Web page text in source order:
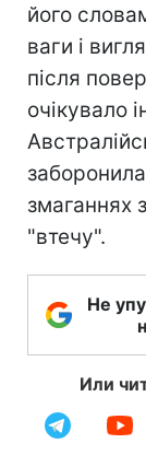
його
ваги і
після
очікувало
змаганнях
"втечу".
Не
Или